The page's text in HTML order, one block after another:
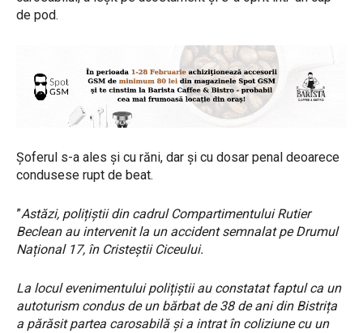
de pod.
Șoferul s-a ales și cu răni, dar și cu dosar penal deoarece
condusese rupt de beat.
”Astăzi, polițiștii din cadrul Compartimentului Rutier
Beclean au intervenit la un accident semnalat pe Drumul
Național 17, în Cristeștii Ciceului.
La locul evenimentului polițiștii au constatat faptul ca un
autoturism condus de un bărbat de 38 de ani din Bistrița
a părăsit partea carosabilă și a intrat în coliziune cu un